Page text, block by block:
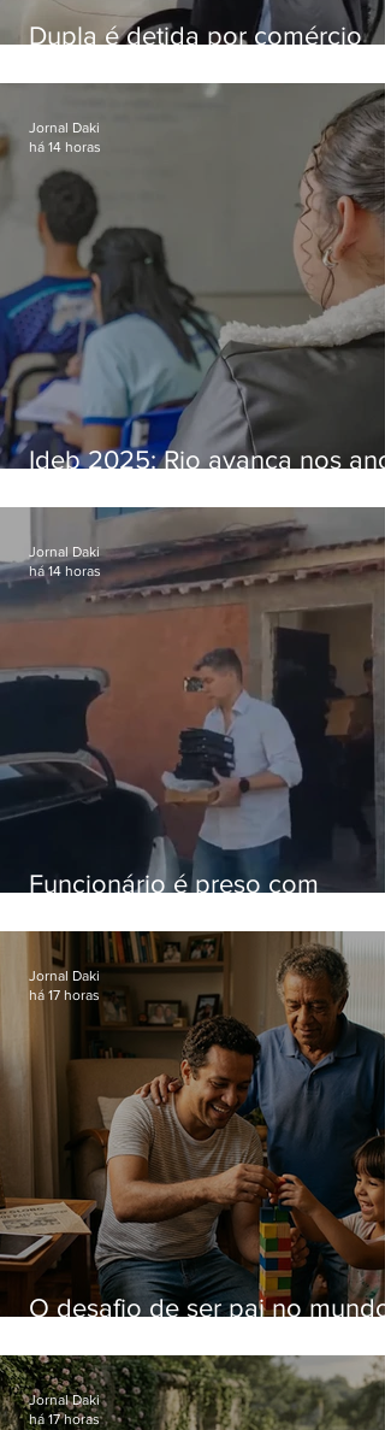
Dupla é detida por comércio
Bangu
Ideb 2025: Rio avança nos
nacional
Jornal Daki
há 14 horas
Funcionário é preso com
Hospital do Andaraí
Jornal Daki
há 14 horas
O desafio de ser pai no mundo
Jornal Daki
há 17 horas
Jornal Daki
há 17 horas